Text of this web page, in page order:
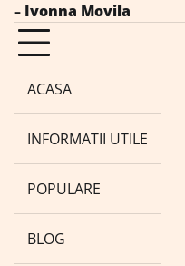
– Ivonna Movila
ACASA
INFORMATII UTILE
POPULARE
BLOG